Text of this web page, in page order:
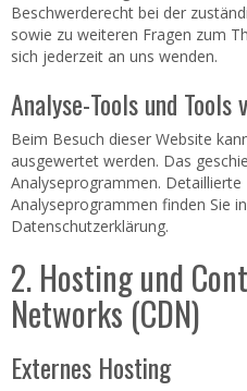
Beschwerderecht bei der
sowie zu weiteren Fragen zum
sich jederzeit an uns wenden.
Analyse-Tools und
Beim Besuch dieser Website
ausgewertet werden. Das
Analyseprogrammen.
Analyseprogrammen finden Sie
Datenschutzerklärung.
2. Hosting und
Networks (CDN)
Externes Hosting